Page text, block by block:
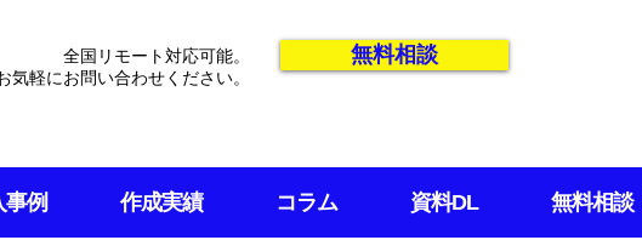
全国リモート対応可能。
気軽にお問い合わせください。
無料相談
事例 作成実績 コラム 資料DL 無料相談